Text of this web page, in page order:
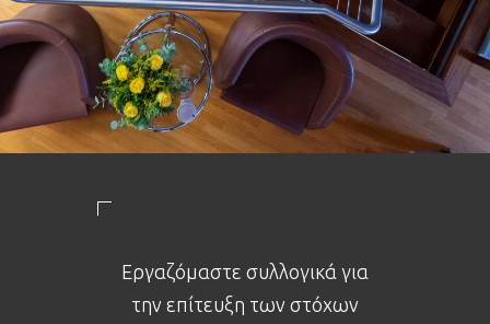
Εργαζόμαστε συλλογικά για
την επίτευξη των στόχων